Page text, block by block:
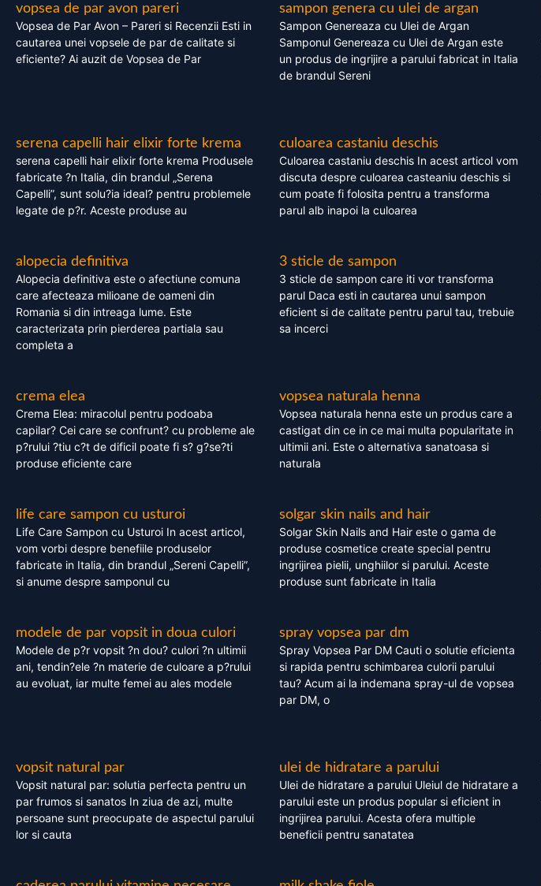
vopsea de par avon pareri
Vopsea de Par Avon – Pareri si Recenzii Esti in
cautarea unei vopsele de par de calitate si
eficiente? Ai auzit de Vopsea de Par
sampon genera cu ulei de argan
Sampon Genereaza cu Ulei de Argan
Samponul Genereaza cu Ulei de Argan este
un produs de ingrijire a parului fabricat in Italia
de brandul Sereni
serena capelli hair elixir forte krema
serena capelli hair elixir forte krema Produsele
fabricate ?n Italia, din brandul „Serena
Capelli”, sunt solu?ia ideal? pentru problemele
legate de p?r. Aceste produse au
culoarea castaniu deschis
Culoarea castaniu deschis In acest articol vom
discuta despre culoarea casteaniu deschis si
cum poate fi folosita pentru a transforma
parul alb inapoi la culoarea
alopecia definitiva
Alopecia definitiva este o afectiune comuna
care afecteaza milioane de oameni din
Romania si din intreaga lume. Este
caracterizata prin pierderea partiala sau
completa a
3 sticle de sampon
3 sticle de sampon care iti vor transforma
parul Daca esti in cautarea unui sampon
eficient si de calitate pentru parul tau, trebuie
sa incerci
crema elea
Crema Elea: miracolul pentru podoaba
capilar? Cei care se confrunt? cu probleme ale
p?rului ?tiu c?t de dificil poate fi s? g?se?ti
produse eficiente care
vopsea naturala henna
Vopsea naturala henna este un produs care a
castigat din ce in ce mai multa popularitate in
ultimii ani. Este o alternativa sanatoasa si
naturala
life care sampon cu usturoi
Life Care Sampon cu Usturoi In acest articol,
vom vorbi despre benefiile produselor
fabricate in Italia, din brandul „Sereni Capelli”,
si anume despre samponul cu
solgar skin nails and hair
Solgar Skin Nails and Hair este o gama de
produse cosmetice create special pentru
ingrijirea pielii, unghiilor si parului. Aceste
produse sunt fabricate in Italia
modele de par vopsit in doua culori
Modele de p?r vopsit ?n dou? culori ?n ultimii
ani, tendin?ele ?n materie de culoare a p?rului
au evoluat, iar multe femei au ales modele
spray vopsea par dm
Spray Vopsea Par DM Cauti o solutie eficienta
si rapida pentru schimbarea culorii parului
tau? Acum ai la indemana spray-ul de vopsea
par DM, o
vopsit natural par
Vopsit natural par: solutia perfecta pentru un
par frumos si sanatos In ziua de azi, multe
persoane sunt preocupate de aspectul parului
lor si cauta
ulei de hidratare a parului
Ulei de hidratare a parului Uleiul de hidratare a
parului este un produs popular si eficient in
ingrijirea parului. Acesta ofera multiple
beneficii pentru sanatatea